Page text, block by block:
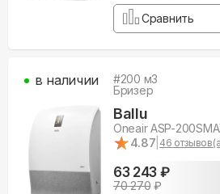
Сравнить
#200 м3
Бризер
Ballu
Oneair ASP-
★
★4.87 46
63 243 ₽
70 270₽
в наличии